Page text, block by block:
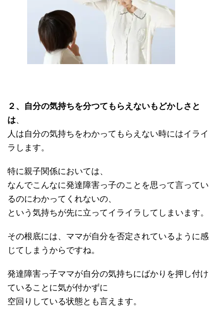
２、自分の気持ちを分つてもらえないもどかしさと
は、
人は自分の気持ちをわかってもらえない時にはイライ
ラします。
特に親子関係においては、
なんでこんなに発達障害っ子のことを思って言ってい
るのにわかってくれないの、
という気持ちが先に立ってイライラしてしまいます。
その根底には、ママが自分を否定されているように感
じてしまうからですね。
発達障害っ子ママが自分の気持ちにばかりを押し付け
ていることに気が付かずに
空回りしている状態とも言えます。